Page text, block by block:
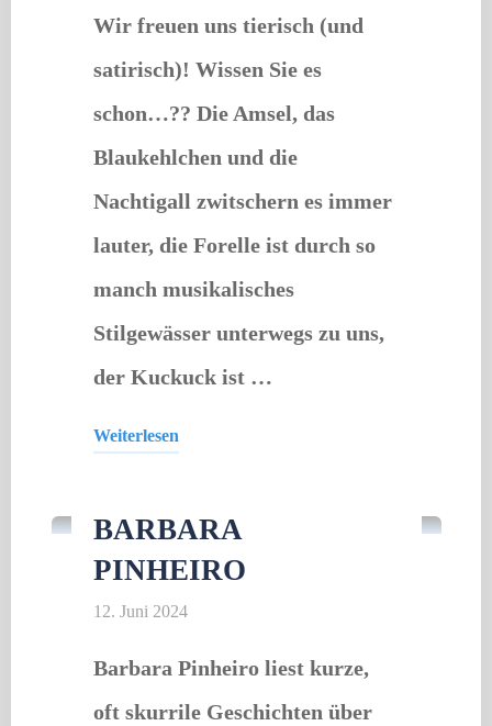
Wir freuen uns tierisch (und
satirisch)! Wissen Sie es
schon…?? Die Amsel, das
Blaukehlchen und die
Nachtigall zwitschern es immer
lauter, die Forelle ist durch so
manch musikalisches
Stilgewässer unterwegs zu uns,
der Kuckuck ist …
Weiterlesen
BARBARA
PINHEIRO
12. Juni 2024
Barbara Pinheiro liest kurze,
oft skurrile Geschichten über